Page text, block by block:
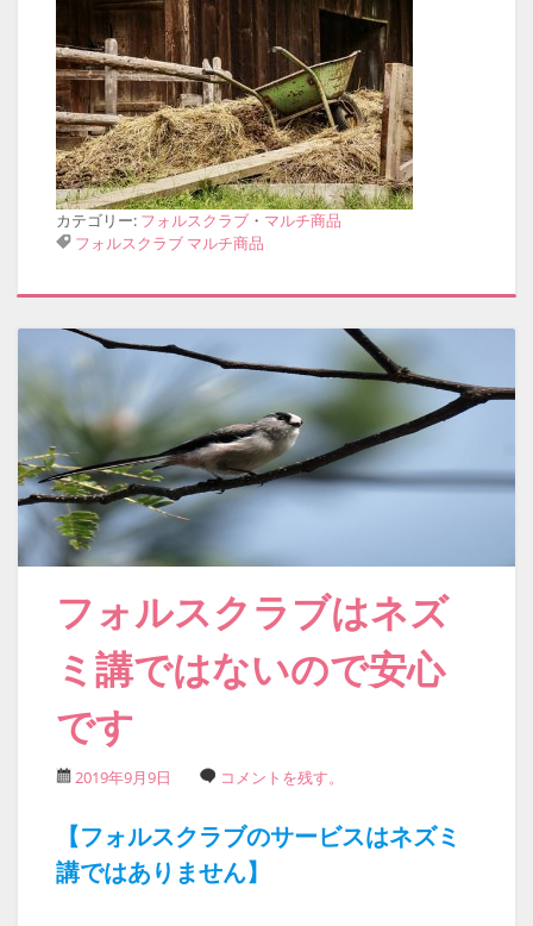
カテゴリー: フォルスクラブ・ マルチ商品
フォルスクラブ マルチ商品
フォルスクラブはネズ
ミ講ではないので安心
です
2019年9月9日 コメントを残す。
【フォルスクラブのサービスはネズミ
講ではありません】